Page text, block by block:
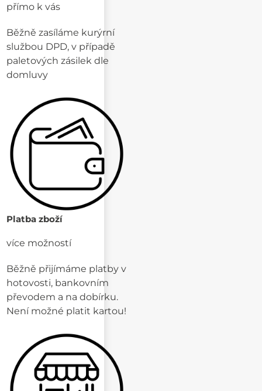
přímo k vás
Běžně zasíláme kurýrní
službou DPD, v případě
paletových zásilek dle
domluvy
Platba zboží
více možností
Běžně přijímáme platby v
hotovosti, bankovním
převodem a na dobírku.
Není možné platit kartou!